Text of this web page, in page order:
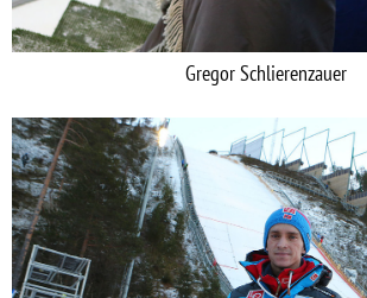
Gregor Schlierenzauer